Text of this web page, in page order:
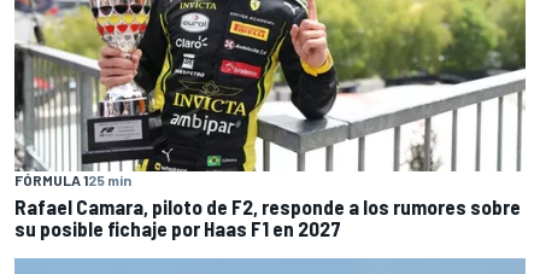
FÓRMULA 125 min
Rafael Camara, piloto de F2, responde a los rumores sobre
su posible fichaje por Haas F1 en 2027